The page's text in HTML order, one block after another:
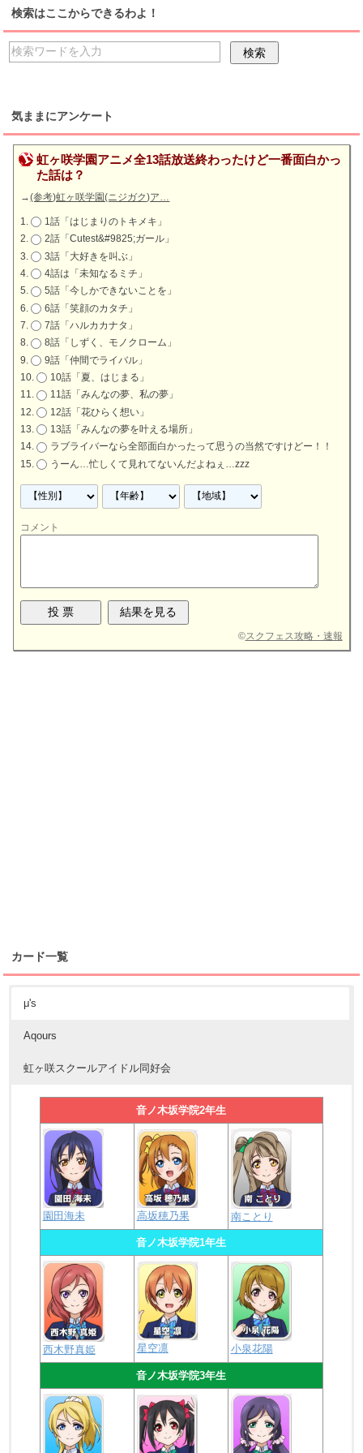
検索はここからできるわよ！
気ままにアンケート
虹ヶ咲学園アニメ全13話放送終わったけど一番面白かっ
た話は？
→(参考)虹ヶ咲学園(ニジガク)ア…
1話「はじまりのトキメキ」
2話「Cutest&#9825;ガール」
3話「大好きを叫ぶ」
4話は「未知なるミチ」
5話「今しかできないことを」
6話「笑顔のカタチ」
7話「ハルカカナタ」
8話「しずく、モノクローム」
9話「仲間でライバル」
10話「夏、はじまる」
11話「みんなの夢、私の夢」
12話「花ひらく想い」
13話「みんなの夢を叶える場所」
ラブライバーなら全部面白かったって思うの当然ですけどー！！
うーん…忙しくて見れてないんだよねぇ…zzz
コメント
©スクフェス攻略・速報
カード一覧
μ's
Aqours
虹ヶ咲スクールアイドル同好会
音ノ木坂学院2年生
園田海未 高坂穂乃果 南ことり
音ノ木坂学院1年生
西木野真姫 星空凛 小泉花陽
音ノ木坂学院3年生